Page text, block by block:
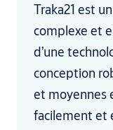
Traka21 est
complexe et
d’une
conception
et moyennes
facilement et